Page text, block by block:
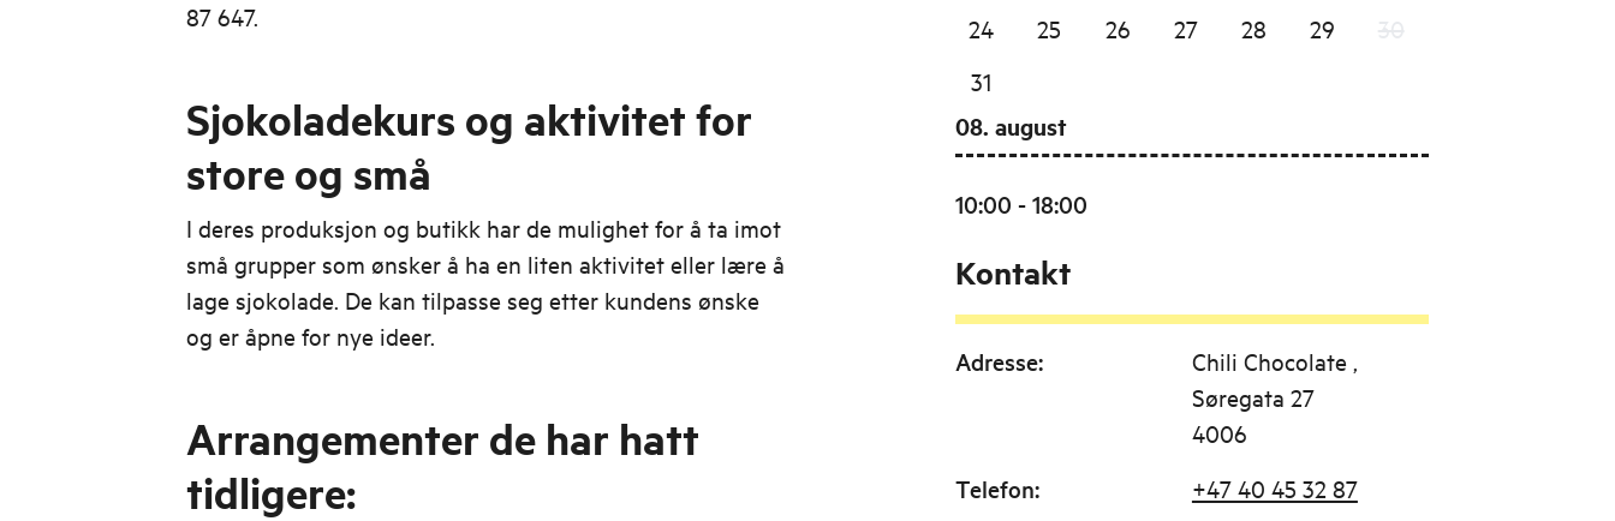
87 647.
Sjokoladekurs og aktivitet for
store og små
I deres produksjon og butikk har de mulighet for å ta imot
små grupper som ønsker å ha en liten aktivitet eller lære å
lage sjokolade. De kan tilpasse seg etter kundens ønske
og er åpne for nye ideer.
Arrangementer de har hatt
tidligere:
24
25 26 27 28 29
31
08. august
10:00 - 18:00
Kontakt
Adresse:
Chili Chocolate ,
Søregata 27
4006
Telefon: +47 40 45 32 87